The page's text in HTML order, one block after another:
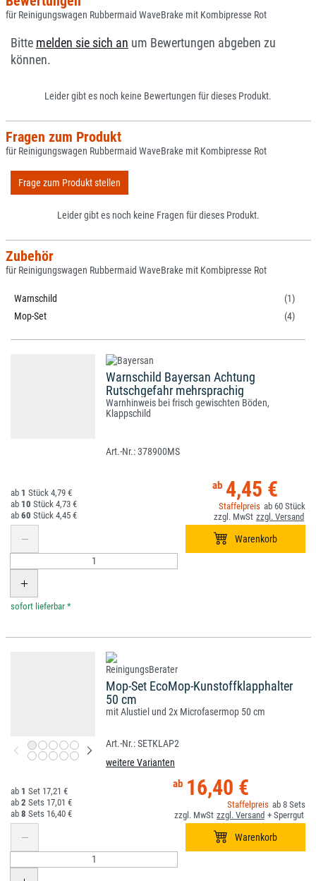
für Reinigungswagen Rubbermaid WaveBrake mit Kombipresse Rot
Bitte melden sie sich an um Bewertungen abgeben zu
können.
Leider gibt es noch keine Bewertungen für dieses Produkt.
Fragen zum Produkt
für Reinigungswagen Rubbermaid WaveBrake mit Kombipresse Rot
Frage zum Produkt stellen
Leider gibt es noch keine Fragen für dieses Produkt.
Zubehör
für Reinigungswagen Rubbermaid WaveBrake mit Kombipresse Rot
Warnschild
(1)
Mop-Set
(4)
Warnschild Bayersan Achtung
Rutschgefahr mehrsprachig
Warnhinweis bei frisch gewischten Böden,
Klappschild
378900MS
4,45 €
60
1
4,79 €
10
4,73 €
60
4,45 €
*
Mop-Set EcoMop-Kunstoffklapphalter
50 cm
mit Alustiel und 2x Microfasermop 50 cm
SETKLAP2
weitere Varianten
16,40 €
8
1
17,21 €
2
17,01 €
8
16,40 €